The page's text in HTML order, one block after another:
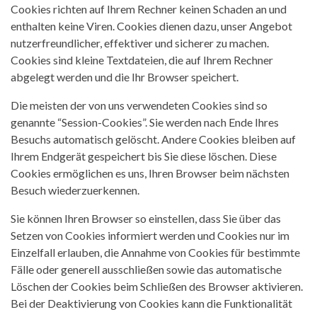
Cookies richten auf Ihrem Rechner keinen Schaden an und
enthalten keine Viren. Cookies dienen dazu, unser Angebot
nutzerfreundlicher, effektiver und sicherer zu machen.
Cookies sind kleine Textdateien, die auf Ihrem Rechner
abgelegt werden und die Ihr Browser speichert.
Die meisten der von uns verwendeten Cookies sind so
genannte “Session-Cookies”. Sie werden nach Ende Ihres
Besuchs automatisch gelöscht. Andere Cookies bleiben auf
Ihrem Endgerät gespeichert bis Sie diese löschen. Diese
Cookies ermöglichen es uns, Ihren Browser beim nächsten
Besuch wiederzuerkennen.
Sie können Ihren Browser so einstellen, dass Sie über das
Setzen von Cookies informiert werden und Cookies nur im
Einzelfall erlauben, die Annahme von Cookies für bestimmte
Fälle oder generell ausschließen sowie das automatische
Löschen der Cookies beim Schließen des Browser aktivieren.
Bei der Deaktivierung von Cookies kann die Funktionalität